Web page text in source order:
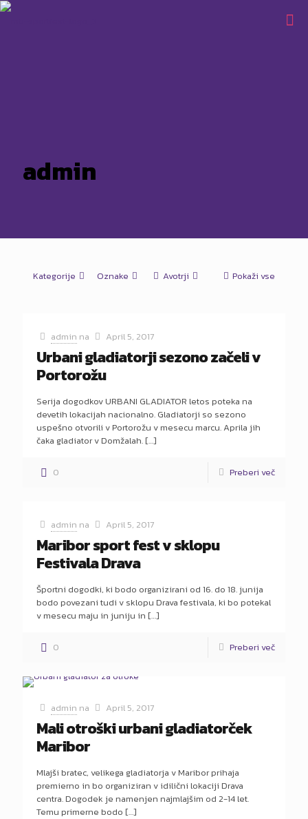
admin
Kategorije Oznake Avotrji Pokaži vse
admin na April 5, 2017
Urbani gladiatorji sezono začeli v
Portorožu
Serija dogodkov URBANI GLADIATOR letos poteka na
devetih lokacijah nacionalno. Gladiatorji so sezono
uspešno otvorili v Portorožu v mesecu marcu. Aprila jih
čaka gladiator v Domžalah. […]
0 Preberi več
admin na April 5, 2017
Maribor sport fest v sklopu
Festivala Drava
Športni dogodki, ki bodo organizirani od 16. do 18. junija
bodo povezani tudi v sklopu Drava festivala, ki bo potekal
v mesecu maju in juniju in […]
0 Preberi več
admin na April 5, 2017
Mali otroški urbani gladiatorček
Maribor
Mlajši bratec, velikega gladiatorja v Maribor prihaja
premierno in bo organiziran v idilični lokaciji Drava
centra. Dogodek je namenjen najmlajšim od 2-14 let.
Temu primerne bodo […]